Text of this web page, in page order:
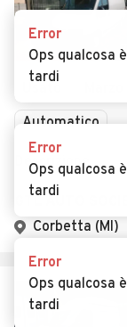
7
Automatico
Descrizione
Corbetta (MI)
Error
Ops qualcosa
tardi
Error
Ops qualcosa
tardi
Error
Ops qualcosa
tardi